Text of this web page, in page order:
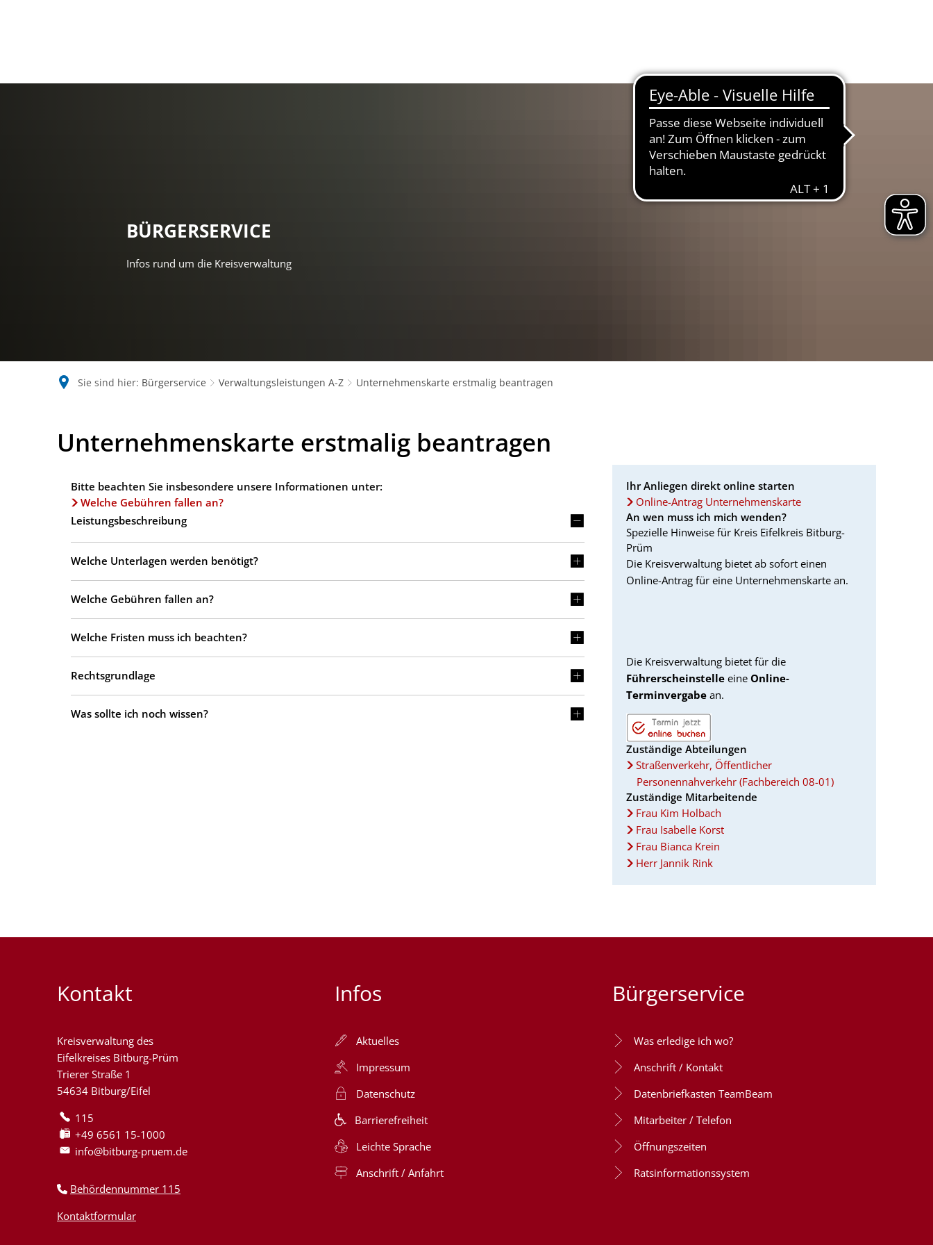
BÜRGERSERVICE
Infos rund um die Kreisverwaltung
Sie sind hier: Bürgerservice Verwaltungsleistungen A-Z Unternehmenskarte erstmalig beantragen
Unternehmenskarte erstmalig beantragen
Bitte beachten Sie insbesondere unsere Informationen unter:
Welche Gebühren fallen an?
Leistungsbeschreibung
Welche Unterlagen werden benötigt?
Welche Gebühren fallen an?
Welche Fristen muss ich beachten?
Rechtsgrundlage
Was sollte ich noch wissen?
Ihr Anliegen direkt online starten
Online-Antrag Unternehmenskarte
An wen muss ich mich wenden?
Spezielle Hinweise für Kreis Eifelkreis Bitburg-
Prüm
Die Kreisverwaltung bietet ab sofort einen
Online-Antrag für eine Unternehmenskarte an.
Die Kreisverwaltung bietet für die
Führerscheinstelle eine Online-
Terminvergabe an.
Zuständige Abteilungen
Straßenverkehr, Öffentlicher
Personennahverkehr (Fachbereich 08-01)
Zuständige Mitarbeitende
Frau Kim Holbach
Frau Isabelle Korst
Frau Bianca Krein
Herr Jannik Rink
Kontakt
Kreisverwaltung des
Eifelkreises Bitburg-Prüm
Trierer Straße 1
54634 Bitburg/Eifel
115
+49 6561 15-1000
info@bitburg-pruem.de
Behördennummer 115
Kontaktformular
Infos
Aktuelles
Impressum
Datenschutz
Barrierefreiheit
Leichte Sprache
Anschrift / Anfahrt
Bürgerservice
Was erledige ich wo?
Anschrift / Kontakt
Datenbriefkasten TeamBeam
Mitarbeiter / Telefon
Öffnungszeiten
Ratsinformationssystem